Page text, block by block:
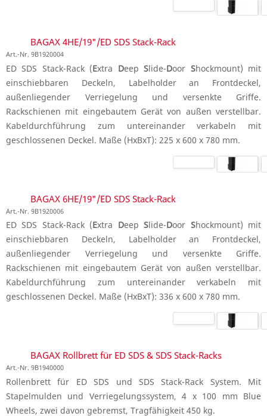
BAGAX 4HE/19"/ED SDS Stack-Rack
Art.-Nr. 9B1920004
ED SDS Stack-Rack (Extra DeepSlide-Door Shockmount) mit
einschiebbaren Deckeln, Labelholder an Frontdeckel,
außenliegender Verriegelung und versenkte Griffe.
Rackschienen mit eingebautem Gerät von außen verstellbar.
Kabeldurchführung zum untereinander verkabeln mit
geschlossenen Deckel. Maße (HxBxT): 225 x 600 x 780 mm.
BAGAX 6HE/19"/ED SDS Stack-Rack
Art.-Nr. 9B1920006
ED SDS Stack-Rack (Extra DeepSlide-Door Shockmount) mit
einschiebbaren Deckeln, Labelholder an Frontdeckel,
außenliegender Verriegelung und versenkte Griffe.
Rackschienen mit eingebautem Gerät von außen verstellbar.
Kabeldurchführung zum untereinander verkabeln mit
geschlossenen Deckel. Maße (HxBxT): 336 x 600 x 780 mm.
BAGAX Rollbrett für ED SDS & SDS Stack-Racks
Art.-Nr. 9B1940000
Rollenbrett für ED SDS und SDS Stack-Rack System. Mit
Stapelmulden und Verriegelungssystem, 4 x 100 mm Blue
Wheels, zwei davon gebremst, Tragfähigkeit 450 kg.